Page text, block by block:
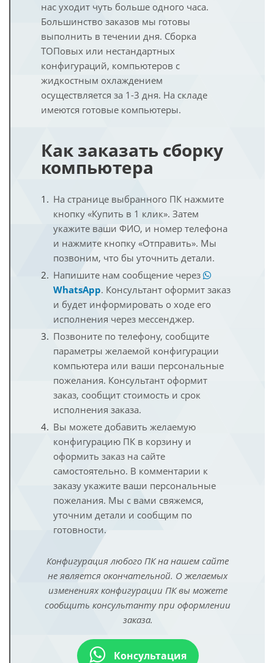
нас уходит чуть больше одного часа.
Большинство заказов мы готовы
выполнить в течении дня. Сборка
ТОПовых или нестандартных
конфигураций, компьютеров с
жидкостным охлаждением
осуществляется за 1-3 дня. На складе
имеются готовые компьютеры.
Как заказать сборку
компьютера
На странице выбранного ПК нажмите
кнопку «Купить в 1 клик». Затем
укажите ваши ФИО, и номер телефона
и нажмите кнопку «Отправить». Мы
позвоним, что бы уточнить детали.
Напишите нам сообщение через
WhatsApp. Консультант оформит заказ
и будет информировать о ходе его
исполнения через мессенджер.
Позвоните по телефону, сообщите
параметры желаемой конфигурации
компьютера или ваши персональные
пожелания. Консультант оформит
заказ, сообщит стоимость и срок
исполнения заказа.
Вы можете добавить желаемую
конфигурацию ПК в корзину и
оформить заказ на сайте
самостоятельно. В комментарии к
заказу укажите ваши персональные
пожелания. Мы с вами свяжемся,
уточним детали и сообщим по
готовности.
Конфигурация любого ПК на нашем сайте
не является окончательной. О желаемых
изменениях конфигурации ПК вы можете
сообщить консультанту при оформлении
заказа.
Консультация